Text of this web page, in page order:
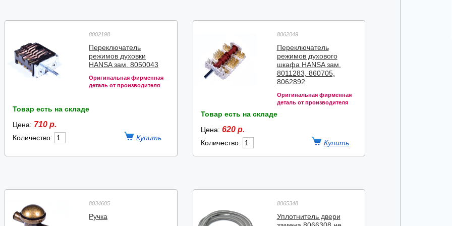
8002198
Переключатель
режимов духовки
HANSA зам. 8050043
Оригинальная фирменная
деталь от производителя
Товар есть на складе
Цена: 710 р.
Количество:
8062049
Переключатель
режимов духового
шкафа HANSA зам.
8011283, 860705,
8062892
Оригинальная фирменная
деталь от производителя
Товар есть на складе
Цена: 620 р.
Количество:
8034605
Ручка
8065348
Уплотнитель двери